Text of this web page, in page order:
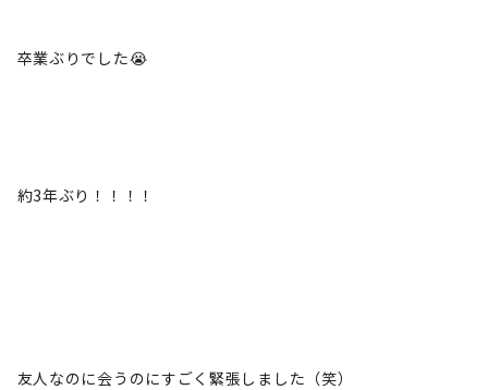
卒業ぶりでした😭
約3年ぶり！！！！
友人なのに会うのにすごく緊張しました（笑）